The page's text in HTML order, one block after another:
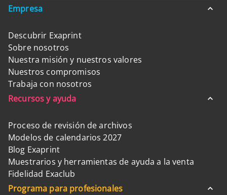
Empresa
Descubrir Exaprint
Sobre nosotros
Nuestra misión y nuestros valores
Nuestros compromisos
Trabaja con nosotros
Recursos y ayuda
Proceso de revisión de archivos
Modelos de calendarios 2027
Blog Exaprint
Muestrarios y herramientas de ayuda a la venta
Fidelidad Exaclub
Programa para profesionales